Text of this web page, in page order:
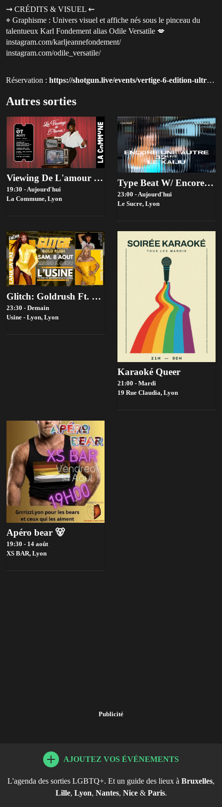
⇝ CRÉDITS & VISUEL ⇜
⌖ Graphisme : Univers visuel et affiche nés sous le pinceau du
talentueux Karl Fondement alias Odile Versatile 💋
instagram.com/karljeannefondement/
instagram.com/odile_versatile/
Réservation : https://shotgun.live/events/vertige-6-edition-ultra-coeur?utm_source=qluvis.com
Autres sorties
Viewing De L'amour #5 Avec Malawitte Et Ajna
19:30 - Aujourd'hui
La Commune, Lyon
Type Beat W/ Encore Une Autre, 32live, Le Kaiju
23:00 - Aujourd'hui
Le Sucre, Lyon
Glitch: Goldrush Ft. Lana Ja'rae (Rupaul's Drag Race Us S17)
23:30 - Demain
Usine - Lyon, Lyon
Karaoké Queer
21:00 - Mardi
19 Rue Claudia, Lyon
Apéro bear 🐻
19:30 - 14 août
XS BAR, Lyon
Publicité
AJOUTEZ VOS ÉVÉNEMENTS
L'agenda des sorties LGBTQ+. Et un guide des lieux à Bruxelles,
Lille, Lyon, Nantes, Nice& Paris.